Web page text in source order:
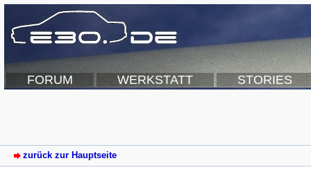
FORUM WERKSTATT STORIES
zurück zur Hauptseite